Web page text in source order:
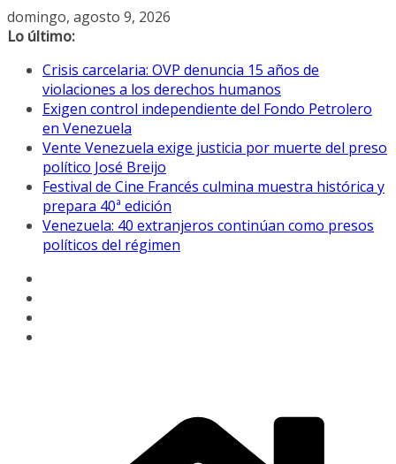
Saltar
al
domingo, agosto 9, 2026
Lo último:
Crisis carcelaria: OVP denuncia 15 años de
violaciones a los derechos humanos
Exigen control independiente del Fondo Petrolero
en Venezuela
Vente Venezuela exige justicia por muerte del preso
político José Breijo
Festival de Cine Francés culmina muestra histórica y
prepara 40ª edición
Venezuela: 40 extranjeros continúan como presos
políticos del régimen